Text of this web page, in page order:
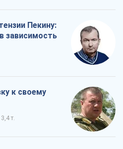
Пекину:
зависимость
к своему
3,4 т.